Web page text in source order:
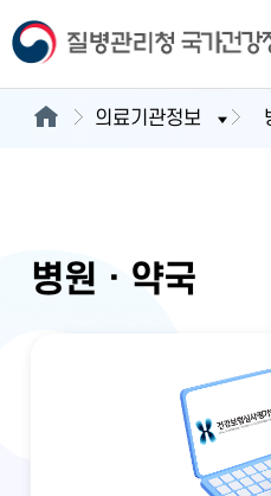
의료기관정보
병원ㆍ약국